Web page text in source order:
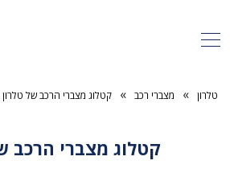
טלרון » מצברי רכב » קטלוג מצברי הרכב של טלרון
קטלוג מצברי הרכב